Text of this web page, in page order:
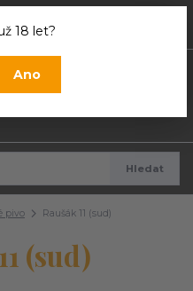
18 let?
Ano
Hledat
pivo Raušák 11 (sud)
(sud)